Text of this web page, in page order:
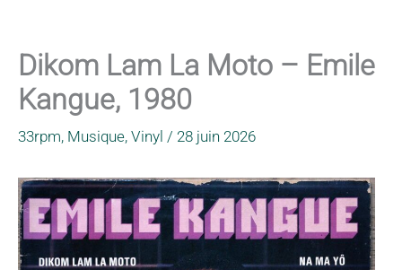
Dikom Lam La Moto – Emile
Kangue, 1980
33rpm, Musique, Vinyl / 28 juin 2026